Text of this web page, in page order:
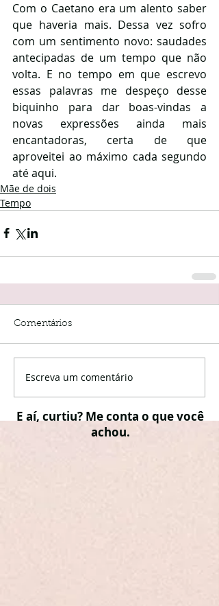
Com o Caetano era um alento saber
que haveria mais. Dessa vez sofro
com um sentimento novo: saudades
antecipadas de um tempo que não
volta. E no tempo em que escrevo
essas palavras me despeço desse
biquinho para dar boas-vindas a
novas expressões ainda mais
encantadoras, certa de que
aproveitei ao máximo cada segundo
até aqui.
Mãe de dois
Tempo
Comentários
Escreva um comentário
E aí, curtiu? Me conta o que você
achou.